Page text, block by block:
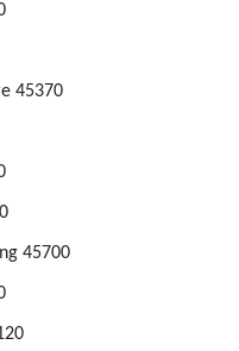
45370
45700